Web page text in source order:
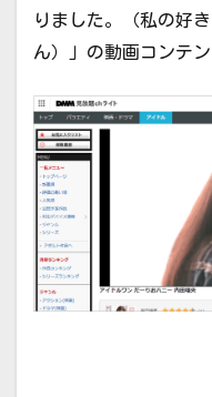
りました。（私の好
ん）」の動画コンテ